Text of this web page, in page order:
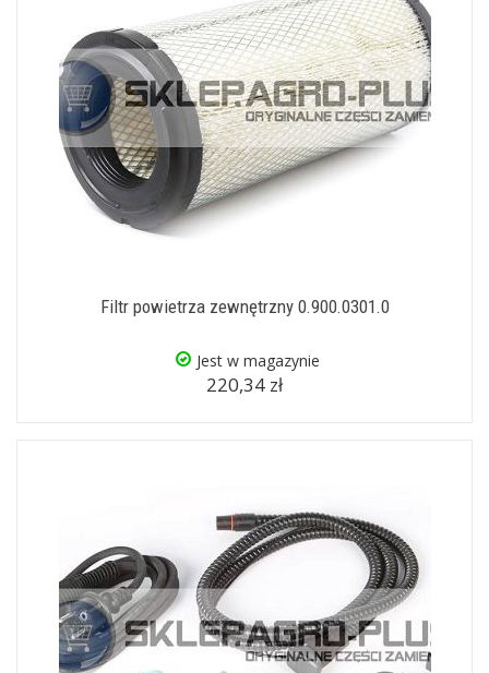
Filtr powietrza zewnętrzny 0.900.0301.0
Jest w magazynie
220,34 zł